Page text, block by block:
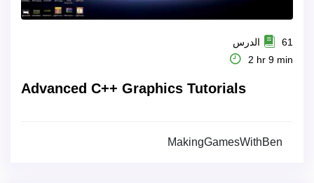
61 الدرس
2 hr 9 min
Advanced C++ Graphics Tutorials
MakingGamesWithBen